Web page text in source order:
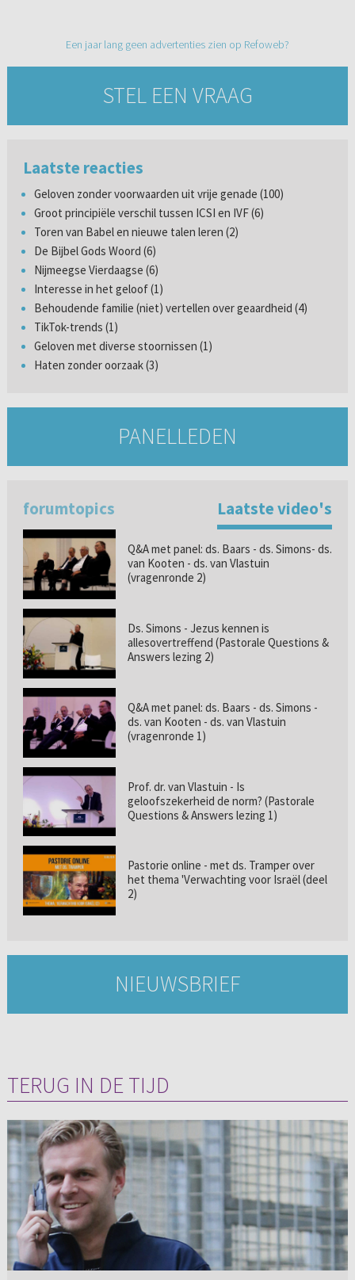
Een jaar lang geen advertenties zien op Refoweb?
STEL EEN VRAAG
Laatste reacties
Geloven zonder voorwaarden uit vrije genade (100)
Groot principiële verschil tussen ICSI en IVF (6)
Toren van Babel en nieuwe talen leren (2)
De Bijbel Gods Woord (6)
Nijmeegse Vierdaagse (6)
Interesse in het geloof (1)
Behoudende familie (niet) vertellen over geaardheid (4)
TikTok-trends (1)
Geloven met diverse stoornissen (1)
Haten zonder oorzaak (3)
PANELLEDEN
forumtopics Laatste video's
Q&A met panel: ds. Baars - ds. Simons- ds.
van Kooten - ds. van Vlastuin
(vragenronde 2)
Ds. Simons - Jezus kennen is
allesovertreffend (Pastorale Questions &
Answers lezing 2)
Q&A met panel: ds. Baars - ds. Simons -
ds. van Kooten - ds. van Vlastuin
(vragenronde 1)
Prof. dr. van Vlastuin - Is
geloofszekerheid de norm? (Pastorale
Questions & Answers lezing 1)
Pastorie online - met ds. Tramper over
het thema 'Verwachting voor Israël (deel
2)
NIEUWSBRIEF
TERUG IN DE TIJD